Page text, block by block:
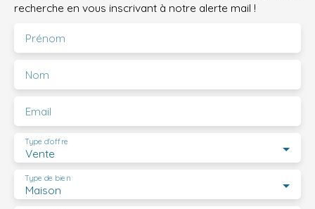
recherche en vous inscrivant à notre alerte mail !
Prénom
Nom
Email
Vente
Type d'offre
Maison
Type de bien